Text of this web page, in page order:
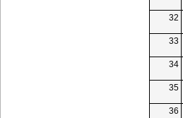
32
33
34
35
36